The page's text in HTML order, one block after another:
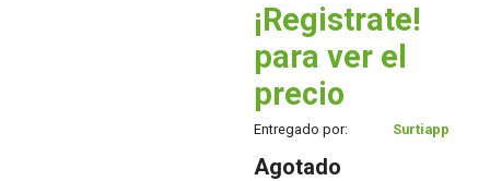
¡Registrate!
para ver el
precio
Entregado por: Surtiapp
Agotado